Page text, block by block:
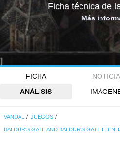
Ficha técnica de
Más
FICHA
ANÁLISIS
VANDAL JUEGOS
BALDUR'S GATE AND BALDUR'S GATE II: